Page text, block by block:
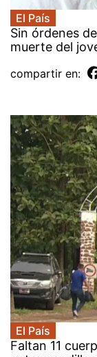
El País
Sin órdenes
muerte del
compartir en:
El País
Faltan 11